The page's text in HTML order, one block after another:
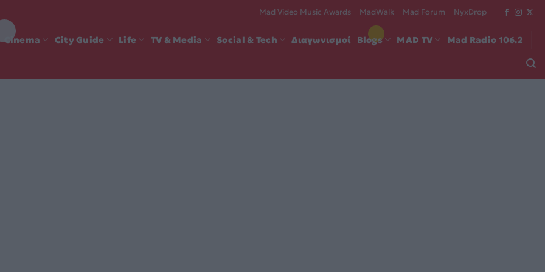
Mad Video Music Awards MadWalk Mad Forum NyxDrop
Cinema City Guide Life TV & Media Social & Tech Διαγωνισμοί Blogs MAD TV Mad Radio 106.2